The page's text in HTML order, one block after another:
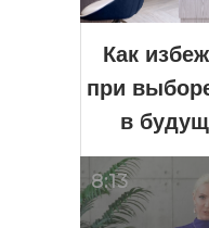
8:13
Как
при
в